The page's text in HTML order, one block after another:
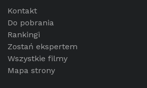
Kontakt
Do pobrania
Rankingi
Zostań ekspertem
Wszystkie filmy
Mapa strony